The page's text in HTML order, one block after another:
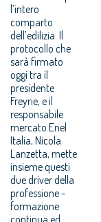
l’intero
comparto
dell’edilizia. Il
protocollo che
sarà firmato
oggi tra il
presidente
Freyrie, e il
responsabile
mercato Enel
Italia, Nicola
Lanzetta, mette
insieme questi
due driver della
professione -
formazione
continua ed